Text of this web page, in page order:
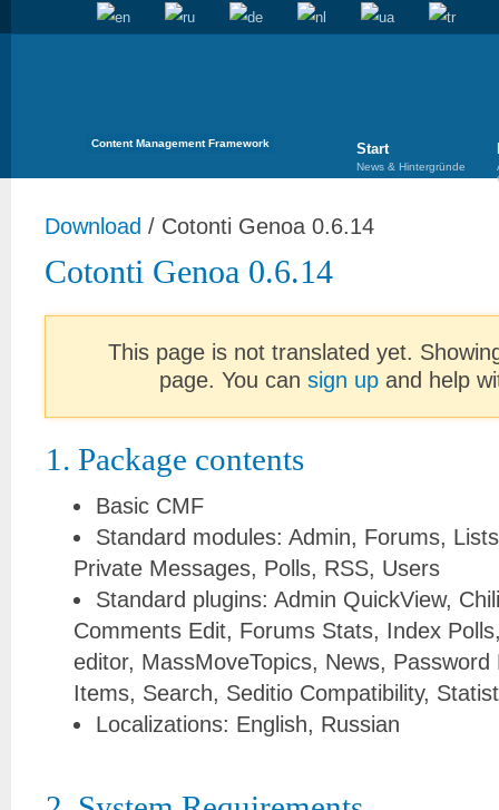
Content Management Framework Start
News & Hintergründe
Download / Cotonti Genoa 0.6.14
Cotonti Genoa 0.6.14
This page is not translated yet.
page. You can sign up and help
1. Package contents
Basic CMF
Standard modules: Admin, Forums,
Private Messages, Polls, RSS, Users
Standard plugins: Admin QuickView,
Comments Edit, Forums Stats, Index
editor, MassMoveTopics, News, Password
Items, Search, Seditio Compatibility,
Localizations: English, Russian